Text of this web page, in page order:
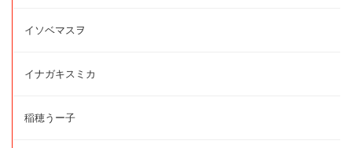
イソベマスヲ
イナガキスミカ
稲穂うー子